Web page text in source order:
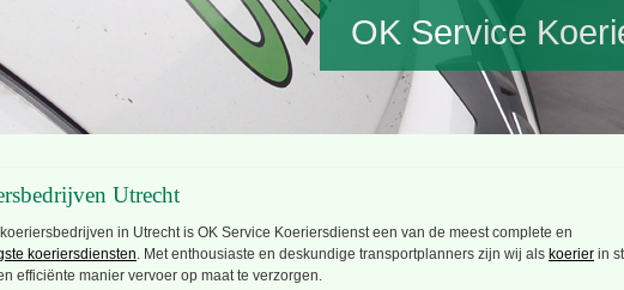
OK Service
Utrecht
in Utrecht is OK Service Koeriersdienst een van de meest complete en
koeriersdiensten. Met enthousiaste en deskundige transportplanners zijn wij als koerier in
efficiënte manier vervoer op maat te verzorgen.